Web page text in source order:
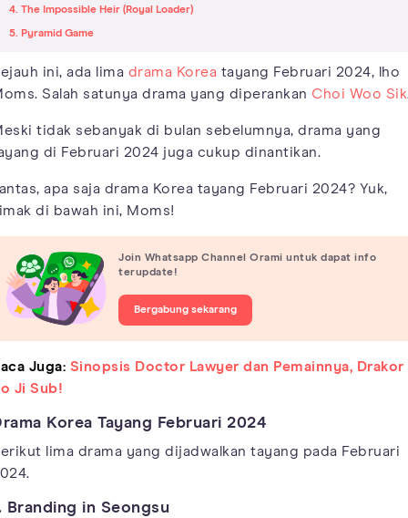
4. The Impossible Heir (Royal Loader)
5. Pyramid Game
ini, ada lima drama Korea tayang Februari 2024, lho
Salah satunya drama yang diperankan Choi Woo Sik
tidak sebanyak di bulan sebelumnya, drama yang
di Februari 2024 juga cukup dinantikan.
apa saja drama Korea tayang Februari 2024? Yuk,
di bawah ini, Moms!
Join Whatsapp Channel Orami untuk dapat info
terupdate!
Bergabung sekarang
Juga: Sinopsis Doctor Lawyer dan Pemainnya, Drakor
Ji Sub!
Korea Tayang Februari 2024
lima drama yang dijadwalkan tayang pada Februari
Branding in Seongsu